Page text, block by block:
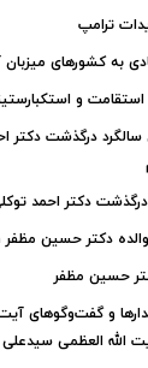
ترامپ
به کشورهای میزبان
استقامت و
سالگرد درگذشت دکتر
درگذشت دکتر احمد
حسین مظفر ۳۱تیر ۱۴۰۵
حسین مظفر
و گفت‌وگوهای
الله العظمی سیدعلی